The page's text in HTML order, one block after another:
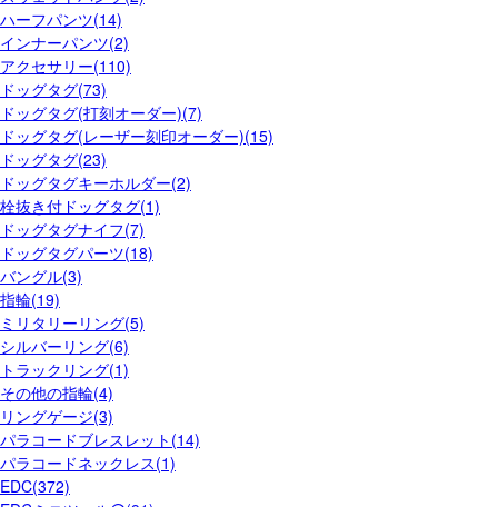
ハーフパンツ(14)
インナーパンツ(2)
アクセサリー(110)
ドッグタグ(73)
ドッグタグ(打刻オーダー)(7)
ドッグタグ(レーザー刻印オーダー)(15)
ドッグタグ(23)
ドッグタグキーホルダー(2)
栓抜き付ドッグタグ(1)
ドッグタグナイフ(7)
ドッグタグパーツ(18)
バングル(3)
指輪(19)
ミリタリーリング(5)
シルバーリング(6)
トラックリング(1)
その他の指輪(4)
リングゲージ(3)
パラコードブレスレット(14)
パラコードネックレス(1)
EDC(372)